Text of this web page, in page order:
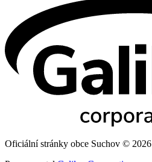
Oficiální stránky obce Suchov © 2026